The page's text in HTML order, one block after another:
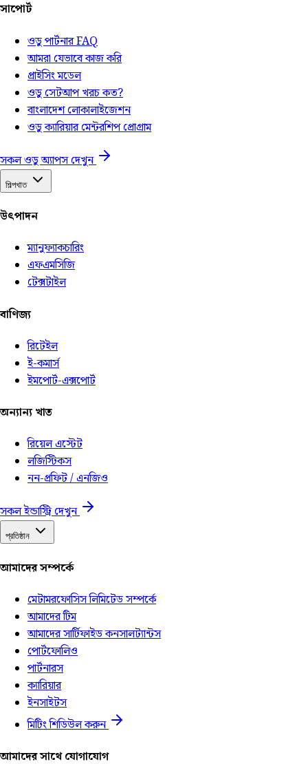
সাপোর্ট
ওডু পার্টনার FAQ
আমরা যেভাবে কাজ করি
প্রাইসিং মডেল
ওডু সেটআপ খরচ কত?
বাংলাদেশ লোকালাইজেশন
ওডু ক্যারিয়ার মেন্টরশিপ প্রোগ্রাম
সকল ওডু অ্যাপস দেখুন
শিল্পখাত
উৎপাদন
ম্যানুফ্যাকচারিং
এফএমসিজি
টেক্সটাইল
বাণিজ্য
রিটেইল
ই-কমার্স
ইমপোর্ট-এক্সপোর্ট
অন্যান্য খাত
রিয়েল এস্টেট
লজিস্টিকস
নন-প্রফিট / এনজিও
সকল ইন্ডাস্ট্রি দেখুন
প্রতিষ্ঠান
আমাদের সম্পর্কে
মেটামরফোসিস লিমিটেড সম্পর্কে
আমাদের টিম
আমাদের সার্টিফাইড কনসালট্যান্টস
পোর্টফোলিও
পার্টনারস
ক্যারিয়ার
ইনসাইটস
মিটিং শিডিউল করুন
আমাদের সাথে যোগাযোগ